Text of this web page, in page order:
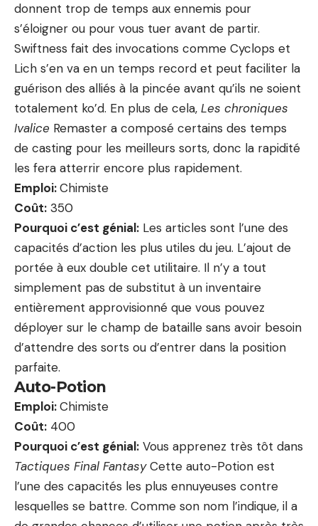
donnent trop de temps aux ennemis pour
s’éloigner ou pour vous tuer avant de partir.
Swiftness fait des invocations comme Cyclops et
Lich s’en va en un temps record et peut faciliter la
guérison des alliés à la pincée avant qu’ils ne soient
totalement ko’d. En plus de cela, Les chroniques
Ivalice Remaster a composé certains des temps
de casting pour les meilleurs sorts, donc la rapidité
les fera atterrir encore plus rapidement.
Emploi:Chimiste
Coût: 350
Pourquoi c’est génial: Les articles sont l’une des
capacités d’action les plus utiles du jeu. L’ajout de
portée à eux double cet utilitaire. Il n’y a tout
simplement pas de substitut à un inventaire
entièrement approvisionné que vous pouvez
déployer sur le champ de bataille sans avoir besoin
d’attendre des sorts ou d’entrer dans la position
parfaite.
Auto-Potion
Emploi:Chimiste
Coût: 400
Pourquoi c’est génial: Vous apprenez très tôt dans
Tactiques Final FantasyCette auto-Potion est
l’une des capacités les plus ennuyeuses contre
lesquelles se battre. Comme son nom l’indique, il a